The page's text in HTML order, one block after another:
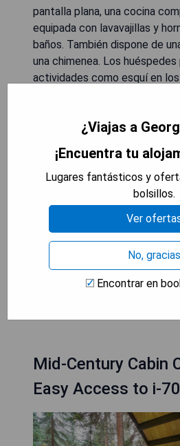
pantalla plana, una cocina
equipada con lavavajillas y
baños. También dispone de
una chimenea. Los
actividades como esquí en
el aeropuerto más cercano es
- Vistas panorámicas a las
- Jacuzzi disponible para
- Amplia capacidad con cuatro
- Acceso fácil a actividades al
esquí.
- Estacionamiento privado sin
Mid-Century Cabin
Easy Access to i-70
¿Viajas a
¡Encuentra tu
Lugares fantásticos y
bolsillos.
Ver
No, gracias
Encontrar en